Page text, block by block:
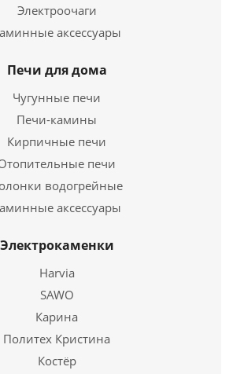
DEFRO KOMFORT EKO LUX
30квт
428 163руб.
Купить в 1 клик
Электроочаги
аксессуары
Печи для дома
Чугунные печи
Печи-камины
Кирпичные печи
печи
водогрейные
аксессуары
Электрокаменки
Harvia
SAWO
Карина
Политех Кристина
Костёр